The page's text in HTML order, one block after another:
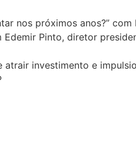
nos próximos anos?”
Pinto, diretor
investimento e